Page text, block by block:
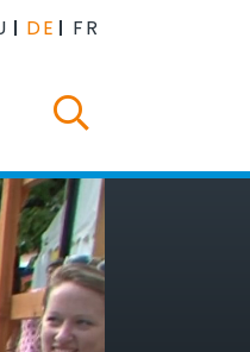
DE FR